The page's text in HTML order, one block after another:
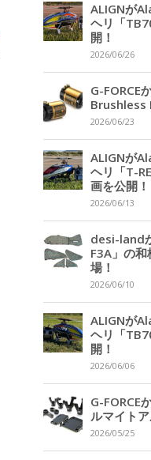
ALIGNが
ヘリ「
開！
2026/06/26
G-FORCE
Brushless
2026/06/23
ALIGNが
ヘリ「T-
画を公開！
2026/06/13
desi-land
F3A」の
場！
2026/06/10
ALIGNが
ヘリ「
開！
2026/06/06
G-FORCE
ルマイト
2026/05/25